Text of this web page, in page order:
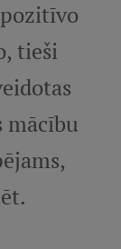
tieši
mācību